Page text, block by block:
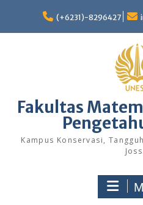
content
(+6231)-8296427
Fakultas
Kampus Konservasi,